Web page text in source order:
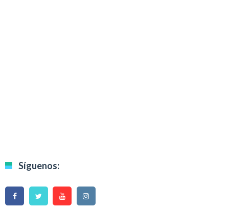
Síguenos: